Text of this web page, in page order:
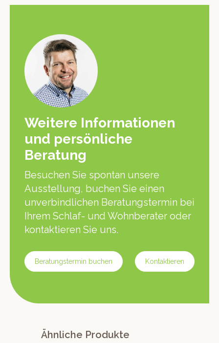
Weitere Informationen
und persönliche
Beratung
Besuchen Sie spontan unsere
Ausstellung, buchen Sie einen
unverbindlichen Beratungstermin bei
Ihrem Schlaf- und Wohnberater oder
kontaktieren Sie uns.
Beratungstermin buchen Kontaktieren
Ähnliche Produkte